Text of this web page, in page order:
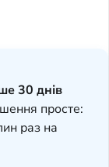
30 днів
просте:
раз на